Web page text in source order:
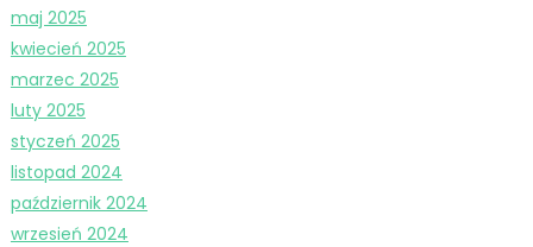
maj 2025
kwiecień 2025
marzec 2025
luty 2025
styczeń 2025
listopad 2024
październik 2024
wrzesień 2024